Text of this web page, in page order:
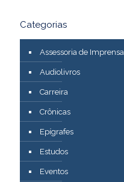
Categorias
Assessoria de Imprensa
Audiolivros
Carreira
Crônicas
Epígrafes
Estudos
Eventos